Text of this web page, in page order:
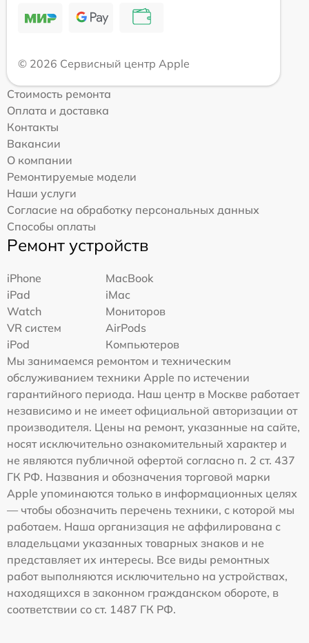
© 2026 Сервисный центр Apple
Стоимость ремонта
Оплата и доставка
Контакты
Вакансии
О компании
Ремонтируемые модели
Наши услуги
Согласие на обработку персональных данных
Способы оплаты
Ремонт устройств
iPhone
MacBook
iPad
iMac
Watch
Мониторов
VR систем
AirPods
iPod
Компьютеров
Мы занимаемся ремонтом и техническим
обслуживанием техники Apple по истечении
гарантийного периода. Наш центр в Москве работает
независимо и не имеет официальной авторизации от
производителя. Цены на ремонт, указанные на сайте,
носят исключительно ознакомительный характер и
не являются публичной офертой согласно п. 2 ст. 437
ГК РФ. Названия и обозначения торговой марки
Apple упоминаются только в информационных целях
— чтобы обозначить перечень техники, с которой мы
работаем. Наша организация не аффилирована с
владельцами указанных товарных знаков и не
представляет их интересы. Все виды ремонтных
работ выполняются исключительно на устройствах,
находящихся в законном гражданском обороте, в
соответствии со ст. 1487 ГК РФ.